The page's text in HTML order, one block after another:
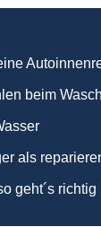
beim
als
geht´s richtig